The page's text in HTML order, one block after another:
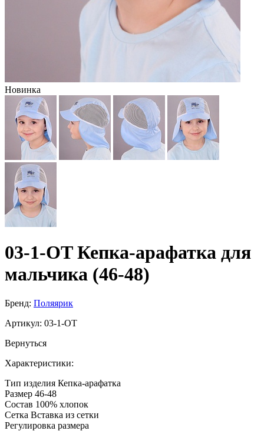
Новинка
03-1-OT Кепка-арафатка для
мальчика (46-48)
Бренд: Поляярик
Артикул: 03-1-OT
Вернуться
Характеристики:
Тип изделия Кепка-арафатка
Размер 46-48
Состав 100% хлопок
Сетка Вставка из сетки
Регулировка размера